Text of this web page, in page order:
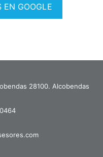
EN GOOGLE
28100. Alcobendas